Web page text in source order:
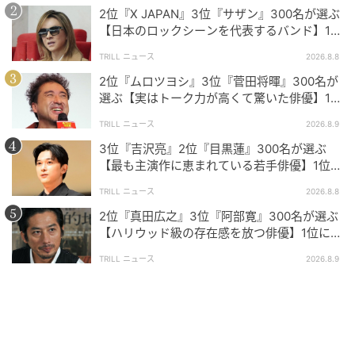
ね！
※本記事は、自社で募集したアンケートの回答者300名
の意見を集計した結果に基づき制作しています。社会
全体の意見を代表、あるいは断定するものではないこ
とを、あらかじめご了承ください。
※記事内の情報は執筆時点の内容です。
※コメントは原文ママ
※本記事は自社で募集したアンケートの回答結果をも
とにAIが本文を作成しておりますが、社内確認の後公
開を行っています。
2位『X JAPAN』3位『サザン』300名が選ぶ
【日本のロックシーンを代表するバンド】1位
TRILL ニュース 2026.8.8
2位『ムロツヨシ』3位『菅田将暉』300名が
選ぶ【実はトーク力が高くて驚いた俳優】1位
TRILL ニュース 2026.8.9
3位『吉沢亮』2位『目黒蓮』300名が選ぶ
【最も主演作に恵まれている若手俳優】1位に
TRILL ニュース 2026.8.8
2位『真田広之』3位『阿部寛』300名が選ぶ
【ハリウッド級の存在感を放つ俳優】1位に
TRILL ニュース 2026.8.9